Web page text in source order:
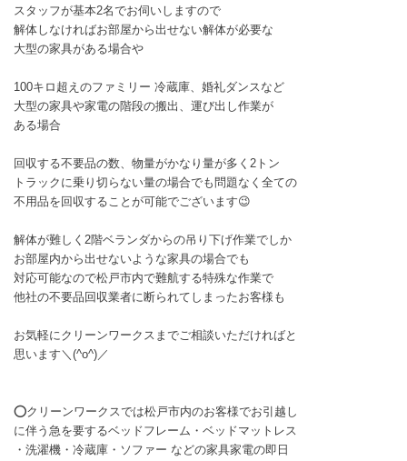
スタッフが基本2名でお伺いしますので
解体しなければお部屋から出せない解体が必要な
大型の家具がある場合や
100キロ超えのファミリー 冷蔵庫、婚礼ダンスなど
大型の家具や家電の階段の搬出、運び出し作業が
ある場合
回収する不要品の数、物量がかなり量が多く2トン
トラックに乗り切らない量の場合でも問題なく全ての
不用品を回収することが可能でございます😉
解体が難しく2階ベランダからの吊り下げ作業でしか
お部屋内から出せないような家具の場合でも
対応可能なので松戸市内で難航する特殊な作業で
他社の不要品回収業者に断られてしまったお客様も
お気軽にクリーンワークスまでご相談いただければと
思います＼(^o^)／
⭕クリーンワークスでは松戸市内のお客様でお引越し
に伴う急を要するベッドフレーム・ベッドマットレス
・洗濯機・冷蔵庫・ソファー などの家具家電の即日